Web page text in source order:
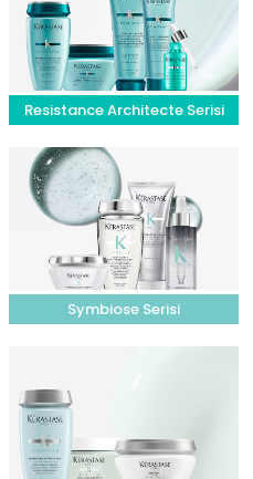
Resistance Architecte Serisi
Symbiose Serisi